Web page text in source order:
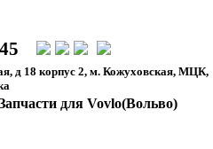
д 18 корпус 2, м. Кожуховская, МЦК,